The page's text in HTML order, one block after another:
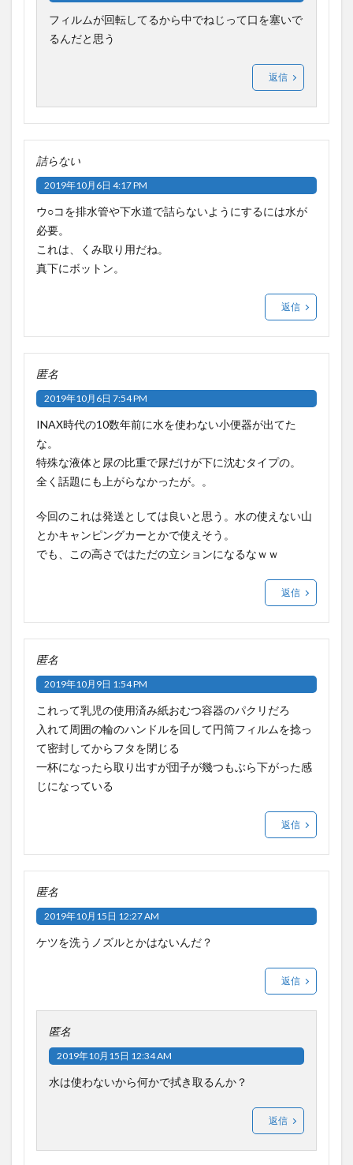
フィルムが回転してるから中でねじって口を塞いで
るんだと思う
返信
詰らない
2019年10月6日 4:17 PM
ウ○コを排水管や下水道で詰らないようにするには水が
必要。
これは、くみ取り用だね。
真下にボットン。
返信
匿名
2019年10月6日 7:54 PM
INAX時代の10数年前に水を使わない小便器が出てた
な。
特殊な液体と尿の比重で尿だけが下に沈むタイプの。
全く話題にも上がらなかったが。。
今回のこれは発送としては良いと思う。水の使えない山
とかキャンピングカーとかで使えそう。
でも、この高さではただの立ションになるなｗｗ
返信
匿名
2019年10月9日 1:54 PM
これって乳児の使用済み紙おむつ容器のパクリだろ
入れて周囲の輪のハンドルを回して円筒フィルムを捻っ
て密封してからフタを閉じる
一杯になったら取り出すが団子が幾つもぶら下がった感
じになっている
返信
匿名
2019年10月15日 12:27 AM
ケツを洗うノズルとかはないんだ？
返信
匿名
2019年10月15日 12:34 AM
水は使わないから何かで拭き取るんか？
返信